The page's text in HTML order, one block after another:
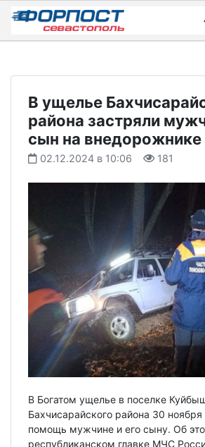
Skip
content
В ущелье
района застряли
сын на внедорожнике
02.12.2024 в 10:06 181
В Богатом ущелье в поселке
Бахчисарайского района 30
помощь мужчине и его сыну. Об
республиканском главке МЧС